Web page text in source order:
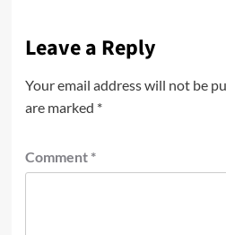
Leave a Reply
Your email address will not be
are marked *
Comment *